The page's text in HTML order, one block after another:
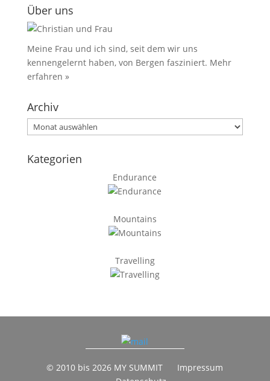
Über uns
Meine Frau und ich sind, seit dem wir uns
kennengelernt haben, von Bergen fasziniert. Mehr
erfahren »
Archiv
Archiv
Kategorien
Endurance
Mountains
Travelling
© 2010 bis 2026 MY SUMMIT
Impressum